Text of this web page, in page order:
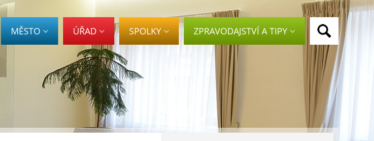
MĚSTO ÚŘAD SPOLKY ZPRAVODAJSTVÍ A TIPY